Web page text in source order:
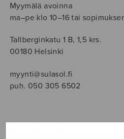
Myymälä avoinna
ma–pe klo 10–16 tai
Tallberginkatu 1 B, 1,5 krs.
00180 Helsinki
myynti@sulasol.fi
puh. 050 305 6502